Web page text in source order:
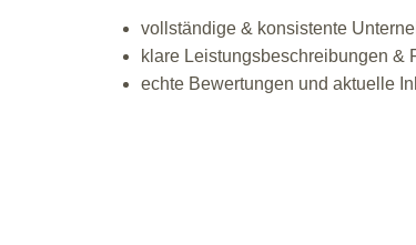
vollständige & konsistente
klare Leistungsbeschreibungen &
echte Bewertungen und aktuelle